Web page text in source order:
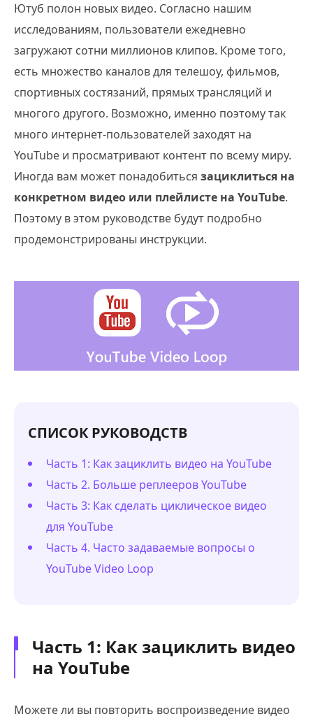
Ютуб полон новых видео. Согласно нашим
исследованиям, пользователи ежедневно
загружают сотни миллионов клипов. Кроме того,
есть множество каналов для телешоу, фильмов,
спортивных состязаний, прямых трансляций и
многого другого. Возможно, именно поэтому так
много интернет-пользователей заходят на
YouTube и просматривают контент по всему миру.
Иногда вам может понадобиться зациклиться на
конкретном видео или плейлисте на YouTube.
Поэтому в этом руководстве будут подробно
продемонстрированы инструкции.
СПИСОК РУКОВОДСТВ
Часть 1: Как зациклить видео на YouTube
Часть 2. Больше реплееров YouTube
Часть 3: Как сделать циклическое видео
для YouTube
Часть 4. Часто задаваемые вопросы о
YouTube Video Loop
Часть 1: Как зациклить видео
на YouTube
Можете ли вы повторить воспроизведение видео